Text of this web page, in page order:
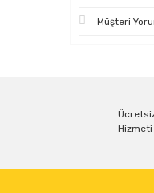
Müşteri
Hizmeti